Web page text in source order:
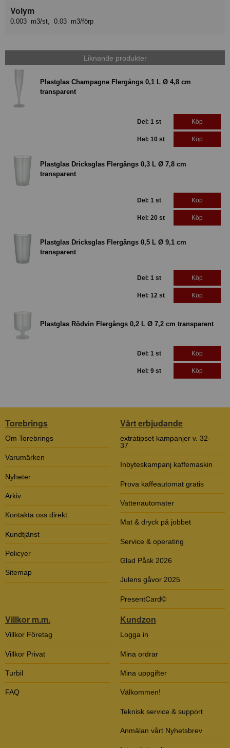
Volym
0.003 m3/st, 0.03 m3/förp
Liknande produkter
Plastglas Champagne Flergångs 0,1 L Ø 4,8 cm
transparent
Del: 1 st Köp
Hel: 10 st Köp
Plastglas Dricksglas Flergångs 0,3 L Ø 7,8 cm
transparent
Del: 1 st Köp
Hel: 20 st Köp
Plastglas Dricksglas Flergångs 0,5 L Ø 9,1 cm
transparent
Del: 1 st Köp
Hel: 12 st Köp
Plastglas Rödvin Flergångs 0,2 L Ø 7,2 cm transparent
Del: 1 st Köp
Hel: 9 st Köp
Torebrings
Om Torebrings
Varumärken
Nyheter
Arkiv
Kontakta oss direkt
Kundtjänst
Policyer
Sitemap
Vårt erbjudande
extratipset kampanjer v. 32-
37
Inbyteskampanj kaffemaskin
Prova kaffeautomat gratis
Vattenautomater
Mat & dryck på jobbet
Service & operating
Glad Påsk 2026
Julens gåvor 2025
PresentCard©
Villkor m.m.
Villkor Företag
Villkor Privat
Turbil
FAQ
Kundzon
Logga in
Mina ordrar
Mina uppgifter
Välkommen!
Teknisk service & support
Anmälan vårt Nyhetsbrev